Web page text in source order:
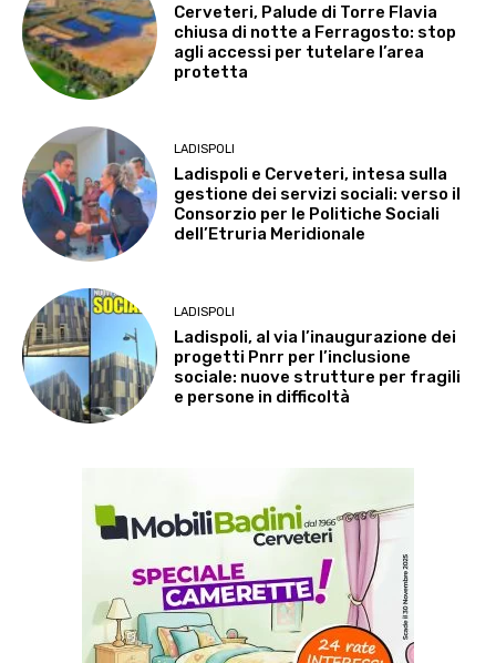
Cerveteri, Palude di Torre Flavia
chiusa di notte a Ferragosto: stop
agli accessi per tutelare l’area
protetta
LADISPOLI
Ladispoli e Cerveteri, intesa sulla
gestione dei servizi sociali: verso il
Consorzio per le Politiche Sociali
dell’Etruria Meridionale
LADISPOLI
Ladispoli, al via l’inaugurazione dei
progetti Pnrr per l’inclusione
sociale: nuove strutture per fragili
e persone in difficoltà